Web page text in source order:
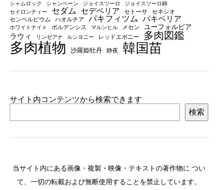
シャムロック シャンペーン ジョイスツーロ
ジョイスツーロ錦
セイロンティー
セダム セデベリア セトーサ
セネシオ
センペルビウム
ハオルチア パキフィツム パキベリア
ホワイトナイト ポルデンシス マルンヒル メセン
ユーフォルビア
ラウィ
リンゼアナ ルンヨニー レッドエボニー 多肉図鑑
多肉植物 沙羅姫牡丹 静夜 韓国苗
サイト内コンテンツから検索できます
検索
当サイト内にある画像・複製・映像・テキストの著作物に つい
て、一切の転載および無断使用することを禁止しています。